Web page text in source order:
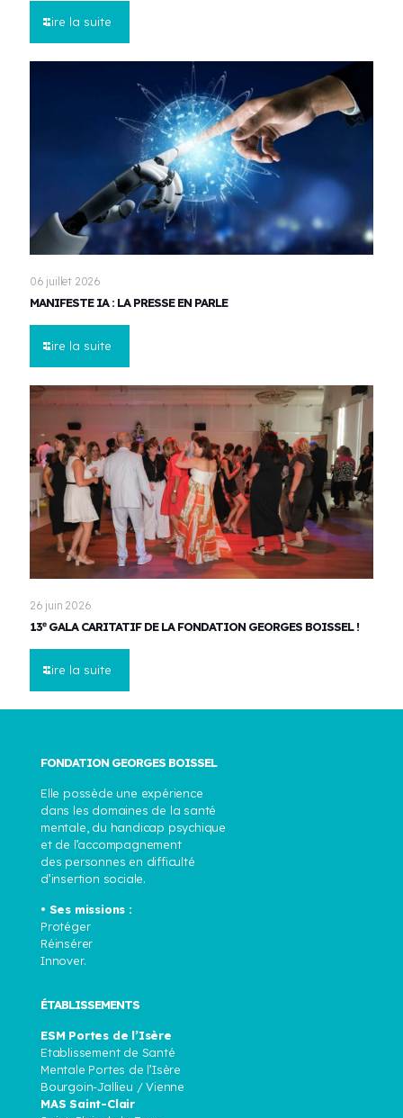
Lire la suite
06 juillet 2026
MANIFESTE IA : LA PRESSE EN PARLE
Lire la suite
26 juin 2026
13ᵉ GALA CARITATIF DE LA FONDATION GEORGES BOISSEL !
Lire la suite
FONDATION GEORGES BOISSEL
Elle possède une expérience
dans les domaines de la santé
mentale, du handicap psychique
et de l’accompagnement
des personnes en difficulté
d’insertion sociale.
• Ses missions :
Protéger
Réinsérer
Innover.
ÉTABLISSEMENTS
ESM Portes de l’Isère
Etablissement de Santé
Mentale Portes de l’Isère
Bourgoin-Jallieu / Vienne
MAS Saint-Clair